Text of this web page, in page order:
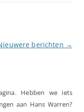
berichten →
Hebben we iets
aan Hans Warren?